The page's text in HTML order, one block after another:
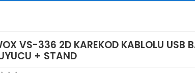
VS-336 2D KAREKOD KABLOLU USB
+ STAND